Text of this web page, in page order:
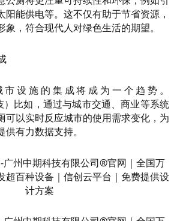
阳能供电等。这不仅有助于节省资源，
，符合现代人对绿色生活的期望。
设施的集成将成为一个趋势。
）比如，通过与城市交通、商业等系统
可以实时反应城市的使用需求变化，为
有力数据支持。